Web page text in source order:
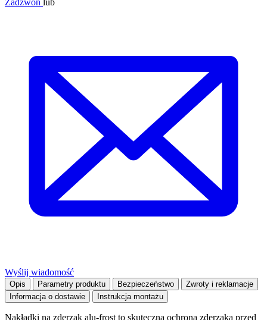
Zadzwoń lub
Wyślij wiadomość
Opis Parametry produktu Bezpieczeństwo
Zwroty i reklamacje
Informacja o dostawie
Instrukcja montażu
Nakładki na zderzak alu-frost to skuteczna ochrona zderzaka przed